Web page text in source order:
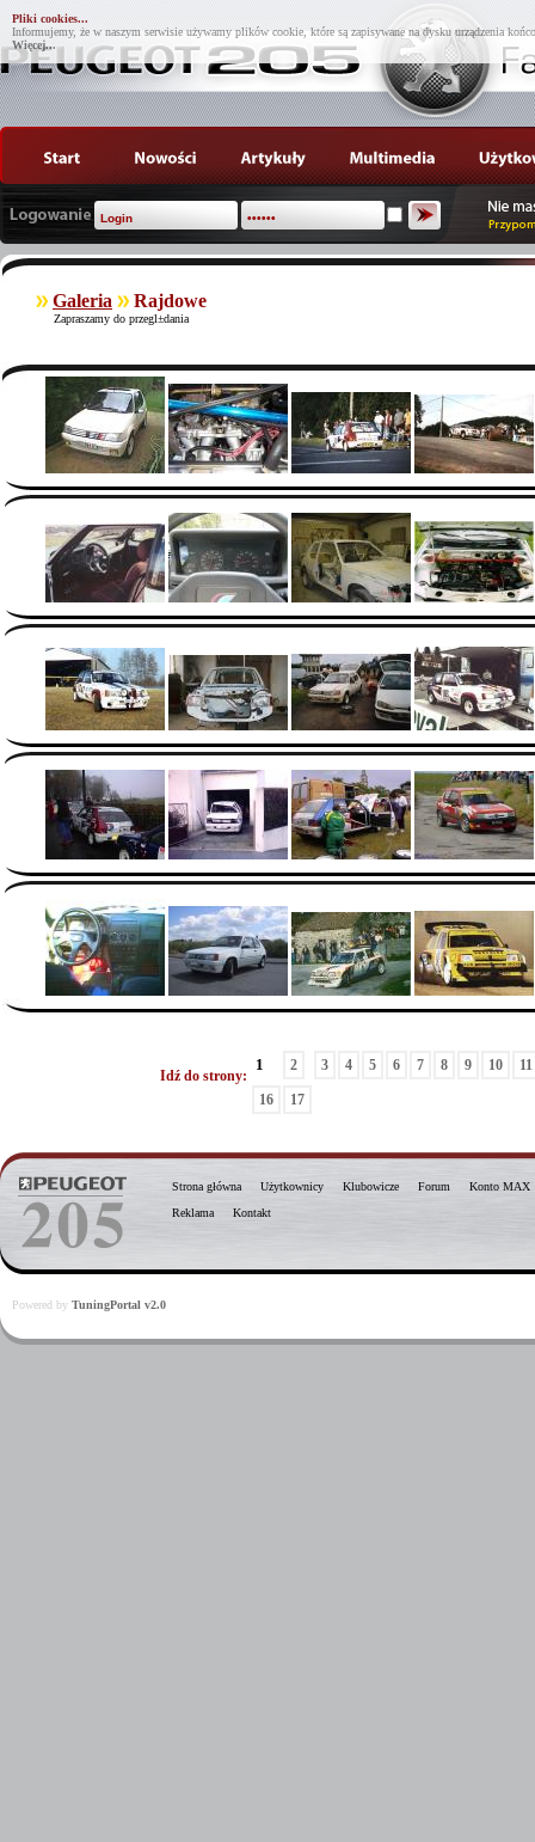
Pliki cookies...
Informujemy, że w naszym serwisie używamy plików cookie, które są zapisywane na dysku urządzenia
Więcej...
Galeria Rajdowe
Zapraszamy do przegl±dania
Idź do strony:
1 2 3 4 5 6 7 8 9 10 11
16 17
Strona główna Użytkownicy Klubowicze Forum
Konto MAX
Reklama
Kontakt
Powered by TuningPortal v2.0